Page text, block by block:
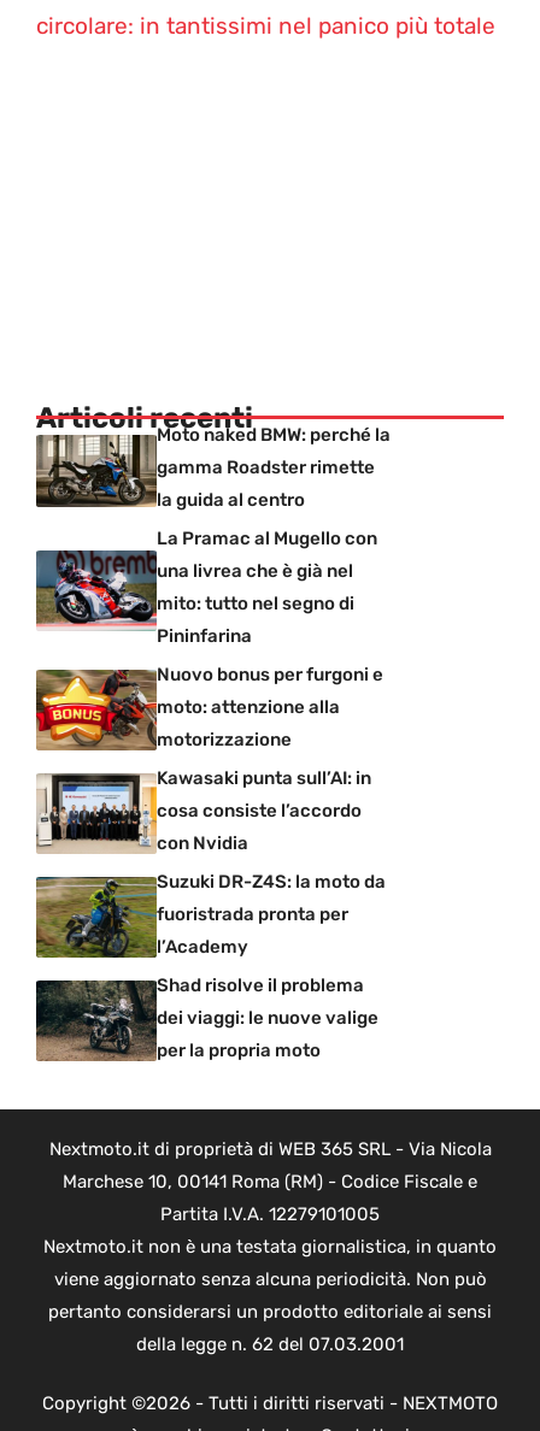
circolare: in tantissimi nel panico più totale
Articoli recentiMoto naked BMW: perché la
gamma Roadster rimette
la guida al centro
La Pramac al Mugello con
una livrea che è già nel
mito: tutto nel segno di
Pininfarina
Nuovo bonus per furgoni e
moto: attenzione alla
motorizzazione
Kawasaki punta sull’AI: in
cosa consiste l’accordo
con Nvidia
Suzuki DR-Z4S: la moto da
fuoristrada pronta per
l’Academy
Shad risolve il problema
dei viaggi: le nuove valige
per la propria moto
Nextmoto.it di proprietà di WEB 365 SRL - Via Nicola
Marchese 10, 00141 Roma (RM) - Codice Fiscale e
Partita I.V.A. 12279101005
Nextmoto.it non è una testata giornalistica, in quanto
viene aggiornato senza alcuna periodicità. Non può
pertanto considerarsi un prodotto editoriale ai sensi
della legge n. 62 del 07.03.2001
Copyright ©2026 - Tutti i diritti riservati - NEXTMOTO